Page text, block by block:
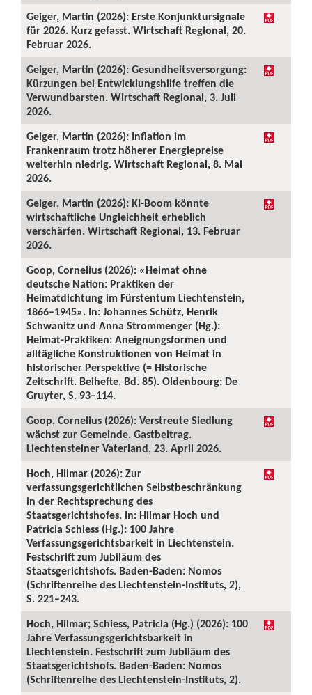
Geiger, Martin (2026): Erste Konjunktursignale
für 2026. Kurz gefasst. Wirtschaft Regional, 20.
Februar 2026.
Geiger, Martin (2026): Gesundheitsversorgung:
Kürzungen bei Entwicklungshilfe treffen die
Verwundbarsten. Wirtschaft Regional, 3. Juli
2026.
Geiger, Martin (2026): Inflation im
Frankenraum trotz höherer Energiepreise
weiterhin niedrig. Wirtschaft Regional, 8. Mai
2026.
Geiger, Martin (2026): KI-Boom könnte
wirtschaftliche Ungleichheit erheblich
verschärfen. Wirtschaft Regional, 13. Februar
2026.
Goop, Cornelius (2026): «Heimat ohne
deutsche Nation: Praktiken der
Heimatdichtung im Fürstentum Liechtenstein,
1866–1945». In: Johannes Schütz, Henrik
Schwanitz und Anna Strommenger (Hg.):
Heimat-Praktiken: Aneignungsformen und
alltägliche Konstruktionen von Heimat in
historischer Perspektive (= Historische
Zeitschrift. Beihefte, Bd. 85). Oldenbourg: De
Gruyter, S. 93–114.
Goop, Cornelius (2026): Verstreute Siedlung
wächst zur Gemeinde. Gastbeitrag.
Liechtensteiner Vaterland, 23. April 2026.
Hoch, Hilmar (2026): Zur
verfassungsgerichtlichen Selbstbeschränkung
in der Rechtsprechung des
Staatsgerichtshofes. In: Hilmar Hoch und
Patricia Schiess (Hg.): 100 Jahre
Verfassungsgerichtsbarkeit in Liechtenstein.
Festschrift zum Jubiläum des
Staatsgerichtshofs. Baden-Baden: Nomos
(Schriftenreihe des Liechtenstein-Instituts, 2),
S. 221–243.
Hoch, Hilmar; Schiess, Patricia (Hg.) (2026): 100
Jahre Verfassungsgerichtsbarkeit in
Liechtenstein. Festschrift zum Jubiläum des
Staatsgerichtshofs. Baden-Baden: Nomos
(Schriftenreihe des Liechtenstein-Instituts, 2).